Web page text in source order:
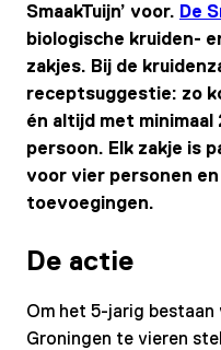
SmaakTuijn’ voor. De
biologische kruiden-
zakjes. Bij de
receptsuggestie: zo
én altijd met
persoon. Elk zakje is
voor vier personen
toevoegingen.
De actie
Om het 5-jarig bestaan
Groningen te vieren